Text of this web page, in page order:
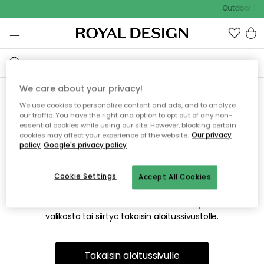
Outdoor
Emme valitettavasti löydä
etsimääsi sivua
Tämä voi johtua siitä, että sivua ei enää ole tai siitä, että se
on siirretty muualle. Pahoittelemme tästä mahdollisesti
valikosta tai siirtyä takaisin aloitussivustolle.
Takaisin aloitussivulle
We care about your privacy!
We use cookies to personalize content and ads, and to analyze
our traffic. You have the right and option to opt out of any non-
essential cookies while using our site. However, blocking certain
cookies may affect your experience of the website. Our privacy
policy Google's privacy policy
Accept All Cookies
Cookie Settings